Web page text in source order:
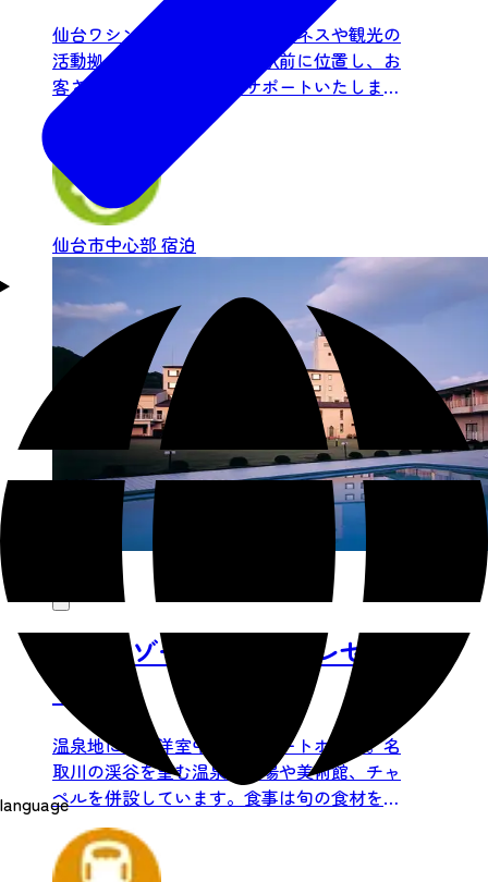
language
仙台ワシントンホテルは、ビジネスや観光の
活動拠点として最適な仙台駅前に位置し、お
客さまの旅先での活動をサポートいたしま
す。客室は、シングルルーム...
仙台市中心部 宿泊
秋保リゾートホテルクレセン
ト
温泉地にある洋室中心のリゾートホテル。名
取川の渓谷を望む温泉大浴場や美術館、チャ
ペルを併設しています。食事は旬の食材を生
かした懐石料理とフランス...